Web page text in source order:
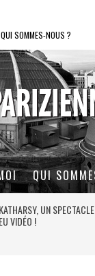
QUI SOMMES-NOUS ?
QUI
EN
14
BREL